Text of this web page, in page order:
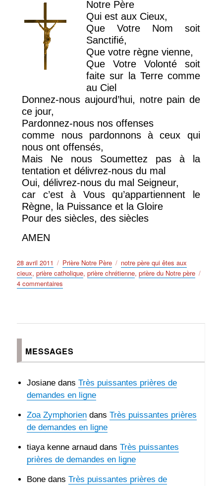
Notre Père
Qui est aux Cieux,
Que Votre Nom soit
Sanctifié,
Que votre règne vienne,
Que Votre Volonté soit
faite sur la Terre comme
au Ciel
Donnez-nous aujourd’hui, notre pain de
ce jour,
Pardonnez-nous nos offenses
comme nous pardonnons à ceux qui
nous ont offensés,
Mais Ne nous Soumettez pas à la
tentation et délivrez-nous du mal
Oui, délivrez-nous du mal Seigneur,
car c’est à Vous qu’appartiennent le
Règne, la Puissance et la Gloire
Pour des siècles, des siècles
AMEN
Publié
le
28 avril 2011 Catégories
Prière Notre Père Étiquettes
notre père qui êtes aux
cieux,prière catholique,prière chrétienne,prière du Notre père
4 commentaires
Père
prière
chrétienne
MESSAGES
Josiane dansTrès puissantes prières de
demandes en ligne
Zoa Zymphorien dansTrès puissantes prières
de demandes en ligne
tiaya kenne arnaud dansTrès puissantes
prières de demandes en ligne
Bone dansTrès puissantes prières de